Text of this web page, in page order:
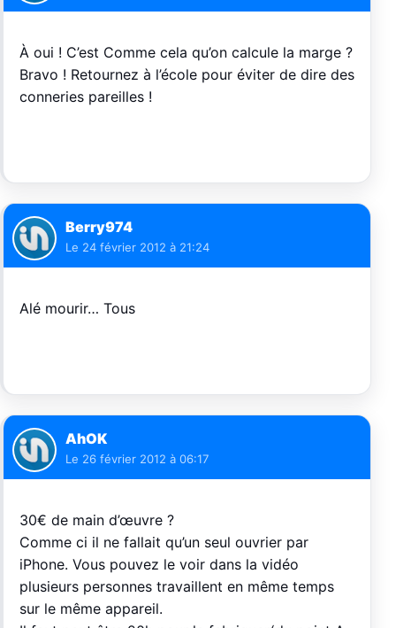
À oui ! C’est Comme cela qu’on calcule la marge ?
Bravo ! Retournez à l’école pour éviter de dire des
conneries pareilles !
Berry974
Le 24 février 2012 à 21:24
Alé mourir… Tous
AhOK
Le 26 février 2012 à 06:17
30€ de main d’œuvre ?
Comme ci il ne fallait qu’un seul ouvrier par
iPhone. Vous pouvez le voir dans la vidéo
plusieurs personnes travaillent en même temps
sur le même appareil.